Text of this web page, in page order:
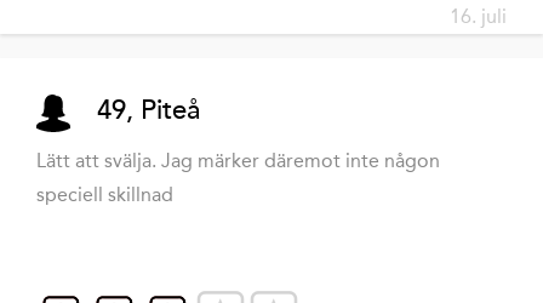
16. juli
49, Piteå
Lätt att svälja. Jag märker däremot inte någon
speciell skillnad